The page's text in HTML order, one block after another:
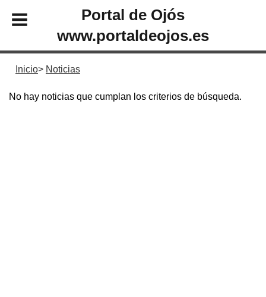
Portal de Ojós
www.portaldeojos.es
Inicio Noticias
No hay noticias que cumplan los criterios de búsqueda.